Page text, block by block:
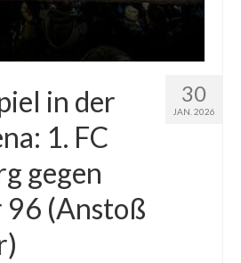
30
JAN. 2026
in der
1. FC
gegen
96 (Anstoß